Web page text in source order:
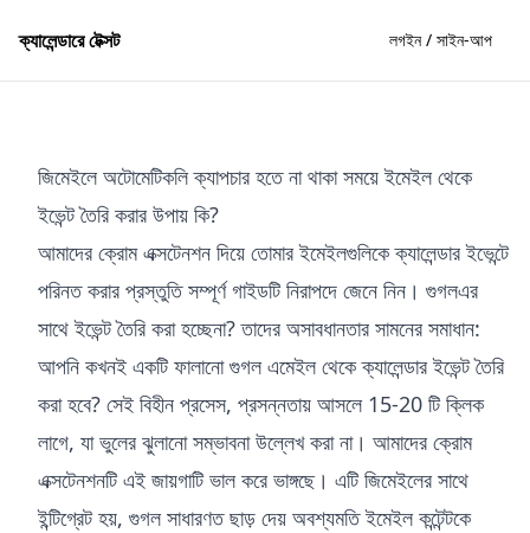
ক্যালেন্ডারে টেক্সট লগইন / সাইন-আপ
জিমেইলে অটোমেটিকলি ক্যাপচার হতে না থাকা সময়ে ইমেইল থেকে
ইভেন্ট তৈরি করার উপায় কি?
আমাদের ক্রোম এক্সটেনশন দিয়ে তোমার ইমেইলগুলিকে ক্যালেন্ডার ইভেন্টে
পরিনত করার প্রস্তুতি সম্পূর্ণ গাইডটি নিরাপদে জেনে নিন। গুগলএর
সাথে ইভেন্ট তৈরি করা হচ্ছেনা? তাদের অসাবধানতার সামনের সমাধান:
আপনি কখনই একটি ফালানো গুগল এমেইল থেকে ক্যালেন্ডার ইভেন্ট তৈরি
করা হবে? সেই বিহীন প্রসেস, প্রসন্নতায় আসলে 15-20 টি ক্লিক
লাগে, যা ভুলের ঝুলানো সম্ভাবনা উল্লেখ করা না। আমাদের ক্রোম
এক্সটেনশনটি এই জায়গাটি ভাল করে ভাঙ্গছে। এটি জিমেইলের সাথে
ইন্টিগ্রেট হয়, গুগল সাধারণত ছাড় দেয় অবশ্যমতি ইমেইল কন্টেন্টকে